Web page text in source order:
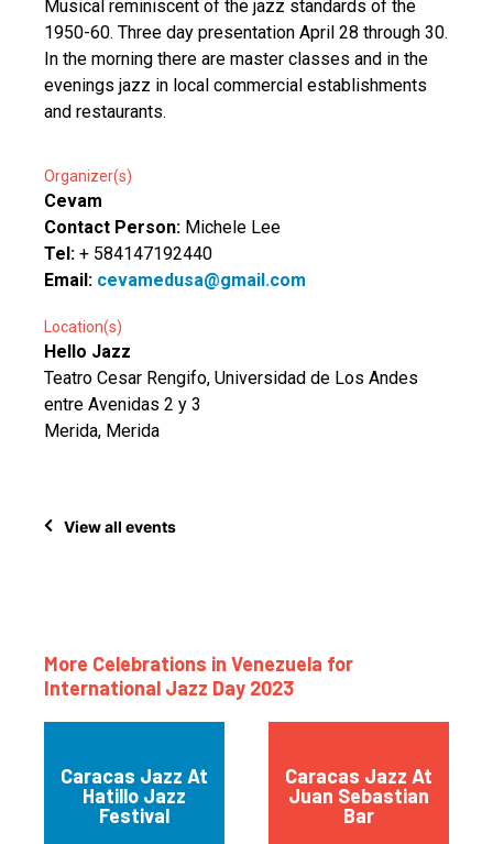
Musical reminiscent of the jazz standards of the
1950-60. Three day presentation April 28 through 30.
In the morning there are master classes and in the
evenings jazz in local commercial establishments
and restaurants.
Organizer(s)
Cevam
Contact Person: Michele Lee
Tel: + 584147192440
Email: cevamedusa@gmail.com
Location(s)
Hello Jazz
Teatro Cesar Rengifo, Universidad de Los Andes
entre Avenidas 2 y 3
Merida, Merida
View all events
More Celebrations in Venezuela for
International Jazz Day 2023
Caracas Jazz At
Hatillo Jazz
Festival
Caracas Jazz At
Juan Sebastian
Bar